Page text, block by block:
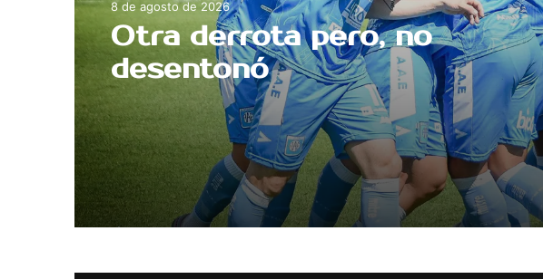
8 de agosto de 2026
Otra derrota pero, no
desentonó